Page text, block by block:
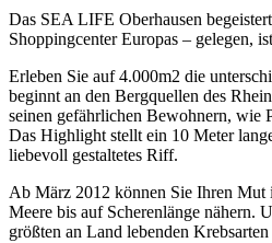
Das SEA LIFE Oberhausen
Shoppingcenter Europas – gelegen,
Erleben Sie auf 4.000m2 die
beginnt an den Bergquellen des
seinen gefährlichen Bewohnern, wie
Das Highlight stellt ein 10 Meter
liebevoll gestaltetes Riff.
Ab März 2012 können Sie Ihren Mut
Meere bis auf Scherenlänge nähern.
größten an Land lebenden